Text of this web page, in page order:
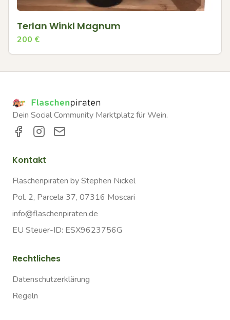
Terlan Winkl Magnum
200 €
Dein Social Community Marktplatz für Wein.
Kontakt
Flaschenpiraten by Stephen Nickel
Pol. 2, Parcela 37, 07316 Moscari
info@flaschenpiraten.de
EU Steuer-ID: ESX9623756G
Rechtliches
Datenschutzerklärung
Regeln